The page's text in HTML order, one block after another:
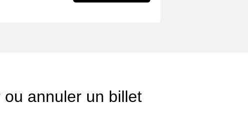
ou annuler un billet